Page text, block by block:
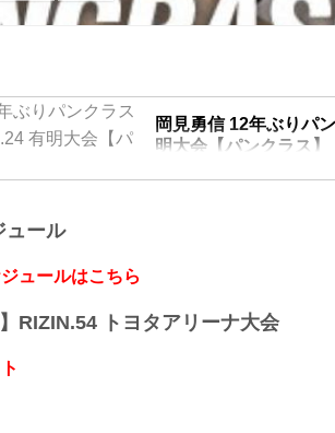
岡見勇信 12年ぶりパ
明大会【パンクラス】
ュール
ュールはこちら
RIZIN.54 トヨタアリーナ大会